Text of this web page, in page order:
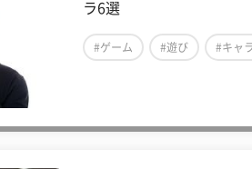
ラ6選
#ゲーム #遊び #キャ